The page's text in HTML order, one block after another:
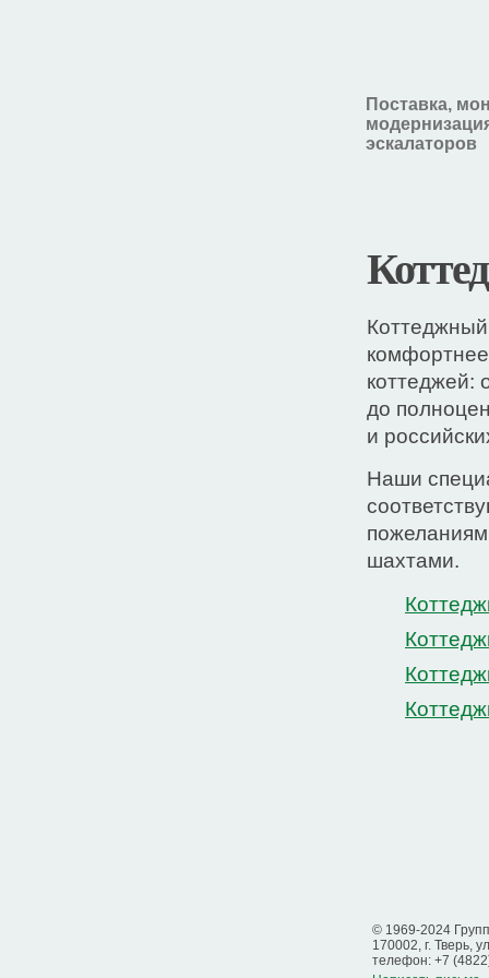
Поставка,
эскалаторов
коттеджей:
до
и
Наши
шахтами.
© 1969-2024
170002, г. Тверь,
телефон: +7